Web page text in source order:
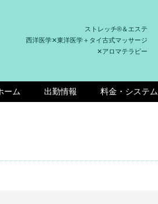
ストレッチ®＆エステ
西洋医学✕東洋医学＋タイ古式マッサージ
✕アロマテラピー
ーム 出勤情報 料金・システム